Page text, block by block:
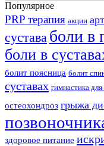
Популярное
PRP терапия акции
сустава боли в
боли в
болит поясница болит
суставах гимнастика
остеохондроз грыжа
здоровое питание